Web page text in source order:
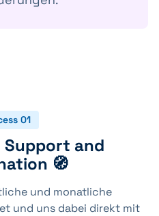
01
and
🧭
und monatliche
und uns dabei direkt mit